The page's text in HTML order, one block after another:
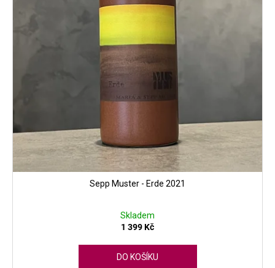
Sepp Muster - Erde 2021
Skladem
1 399 Kč
DO KOŠÍKU